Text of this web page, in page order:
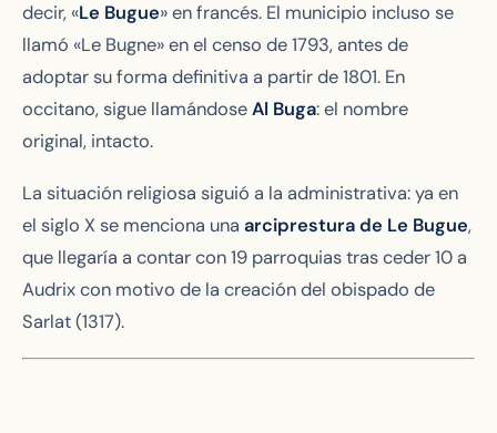
decir, «Le Bugue» en francés. El municipio incluso se
llamó «Le Bugne» en el censo de 1793, antes de
adoptar su forma definitiva a partir de 1801. En
occitano, sigue llamándoseAl Buga: el nombre
original, intacto.
La situación religiosa siguió a la administrativa: ya en
el siglo X se menciona una arciprestura de Le Bugue,
que llegaría a contar con 19 parroquias tras ceder 10 a
Audrix con motivo de la creación del obispado de
Sarlat (1317).